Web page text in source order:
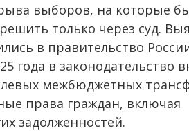
выборов, на которые
только через суд.
в правительство
года в законодательство
межбюджетных
права граждан, включая
задолженностей.